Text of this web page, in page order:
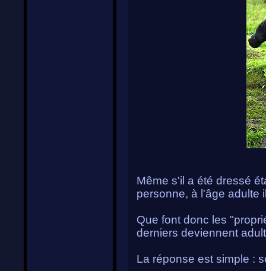
Même s'il a été dressé
personne, à l'âge adulte
Que font donc les
derniers deviennent
La réponse est simple :